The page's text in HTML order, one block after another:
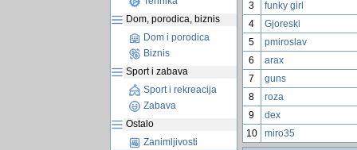
Dom, porodica, biznis
Dom i porodica
Biznis
Sport i zabava
Sport i rekreacija
Zabava
Ostalo
Zanimljivosti
3
funky girl
4
Gjoreski
5
pmiroslav
6
arax
7
guns
8
roza
9
dex
10
miro35